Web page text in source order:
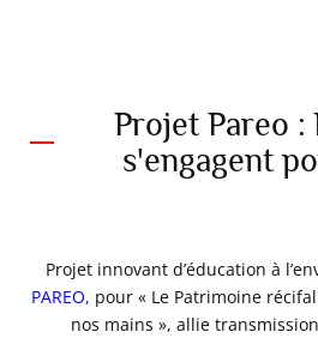
Projet Pareo :
s'engagent
Projet innovant d’éducation à
PAREO, pour « Le Patrimoine
nos mains », allie